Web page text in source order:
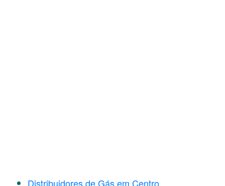
Distribuidores de Gás em Centro